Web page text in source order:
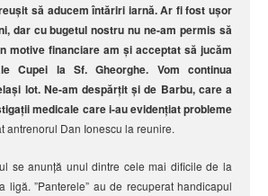
să aducem întăriri iarnă. Ar fi fost ușor
dar cu bugetul nostru nu ne-am permis să
motive financiare am și acceptat să jucăm
Cupei la Sf. Gheorghe. Vom continua
lot. Ne-am despărțit și de Barbu, care a
medicale care i-au evidențiat probleme
antrenorul Dan Ionescu la reunire.
se anunță unul dintre cele mai dificile de la
ligă. ”Panterele” au de recuperat handicapul